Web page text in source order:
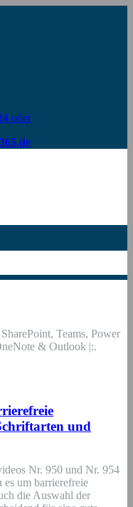
oder
Teams, Power
& Outlook |:.
und
Nr. 950 und Nr. 954
es um barrierefreie
die Auswahl der